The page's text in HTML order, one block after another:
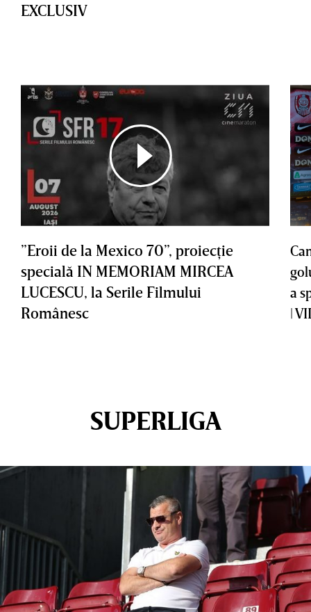
EXCLUSIV
”Eroii de la Mexico 70”, proiecţie
specială IN MEMORIAM MIRCEA
LUCESCU, la Serile Filmului
Românesc
a
|
SUPERLIGA